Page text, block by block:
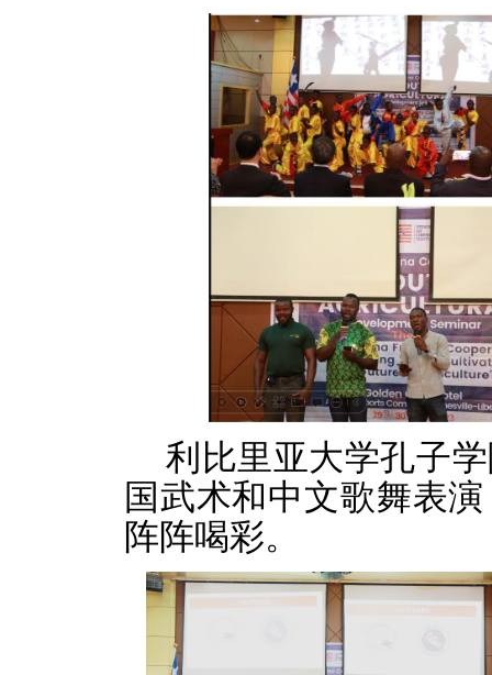
利比里亚大学孔子
国武术和中文歌舞表
阵阵喝彩。